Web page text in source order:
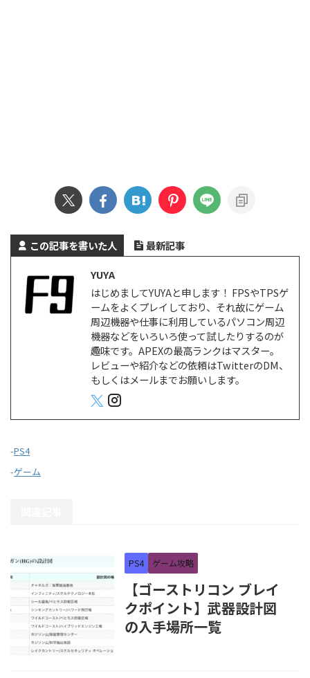
この記事を書いた人
最新記事
YUYA
はじめましてYUYAと申します！ FPSやTPSゲ
ームをよくプレイしており、それ故にゲーム
周辺機器や仕事に利用しているパソコン周辺
機器などをいろいろ使って試したりするのが
趣味です。APEXの最高ランクはマスター。
レビューや紹介などの依頼はTwitterのDM、
もしくはメールまでお願いします。
-PS4
-ゲーム
PS4 ゲーム攻略
【ゴーストリコン ブレイ
クポイント】武器設計図
の入手場所一覧